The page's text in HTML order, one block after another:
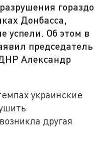
гораздо
Донбасса,
успели. Об этом в
председатель
Александр
украинские
другая